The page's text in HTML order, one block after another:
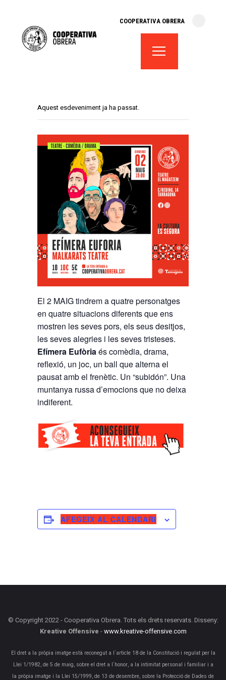
COOPERATIVA OBRERA
fes-te soci
lloguer d’espais
Aquest esdeveniment ja ha passat.
El 2 MAIG tindrem a quatre personatges
en quatre situacions diferents que ens
mostren les seves pors, els seus desitjos,
les seves alegries i les seves tristeses.
Efímera Eufòriaés comèdia, drama,
reflexió, un joc, un ball que alterna el
pausat amb el frenètic. Un “subidón”. Una
muntanya russa d’emocions que no deixa
indiferent.
AFEGEIX AL CALENDARI
© Copyright 2022 - Cooperativa Obrera. Tots els drets reservats. Disseny:
Kreative Offensive -www.kreative-offensive.com
El dret a la pròpia imatge està reconegut a l´article 18 de la Constitució i regulat per la
Llei 1/1982, de 5 de maig, sobre el dret a l´honor, a la intimitat personal i familiar i a
la pròpia imatge i la Llei 15/1999, de 13 de desembre, sobre la Protecció de Dades de